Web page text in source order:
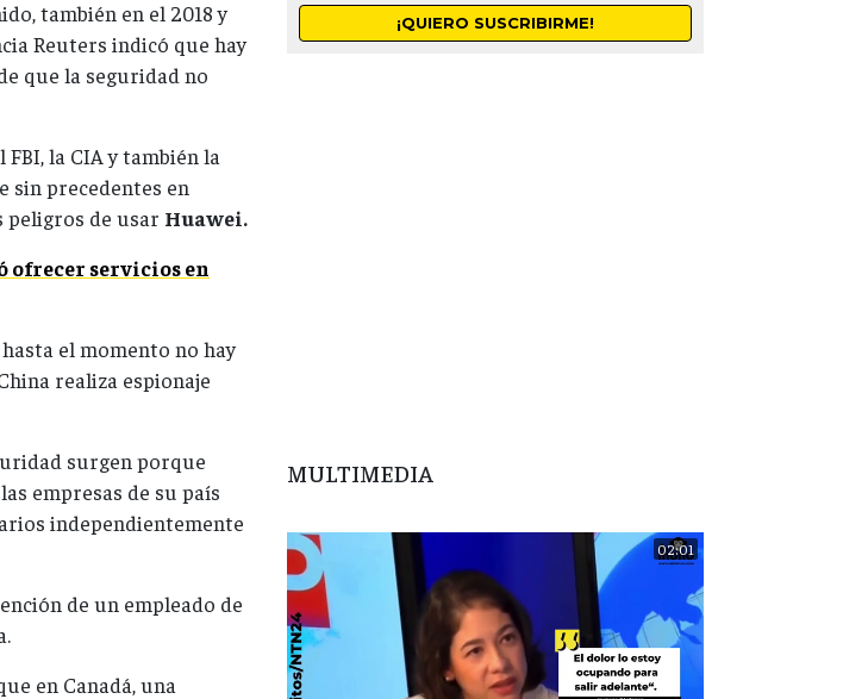
también en el 2018 y
Reuters indicó que hay
que la seguridad no
la CIA y también la
sin precedentes en
peligros de usar Huawei.
ofrecer servicios en
el momento no hay
realiza espionaje
surgen porque
empresas de su país
independientemente
de un empleado de
en Canadá, una
MULTIMEDIA
02:01